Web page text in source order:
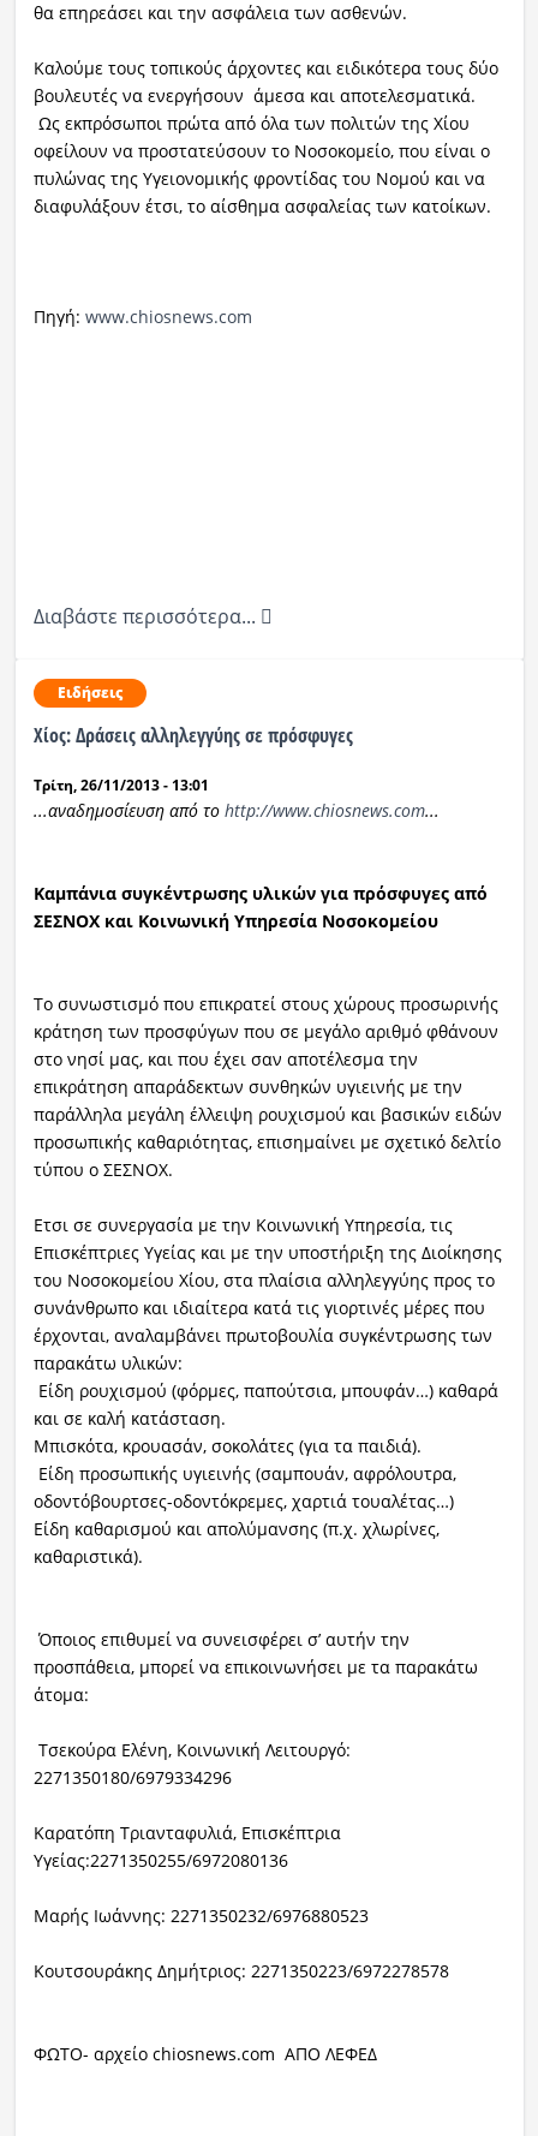
θα επηρεάσει και την ασφάλεια των ασθενών.
Καλούμε τους τοπικούς άρχοντες και ειδικότερα τους δύο
βουλευτές να ενεργήσουν άμεσα και αποτελεσματικά.
Ως εκπρόσωποι πρώτα από όλα των πολιτών της Χίου
οφείλουν να προστατεύσουν το Νοσοκομείο, που είναι ο
πυλώνας της Υγειονομικής φροντίδας του Νομού και να
διαφυλάξουν έτσι, το αίσθημα ασφαλείας των κατοίκων.
Πηγή: www.chiosnews.com
Διαβάστε περισσότερα...
Ειδήσεις
Χίος: Δράσεις αλληλεγγύης σε πρόσφυγες
Τρίτη, 26/11/2013 - 13:01
...αναδημοσίευση από το http://www.chiosnews.com...
Καμπάνια συγκέντρωσης υλικών για πρόσφυγες από
ΣΕΣΝΟΧ και Κοινωνική Υπηρεσία Νοσοκομείου
Το συνωστισμό που επικρατεί στους χώρους προσωρινής
κράτηση των προσφύγων που σε μεγάλο αριθμό φθάνουν
στο νησί μας, και που έχει σαν αποτέλεσμα την
επικράτηση απαράδεκτων συνθηκών υγιεινής με την
παράλληλα μεγάλη έλλειψη ρουχισμού και βασικών ειδών
προσωπικής καθαριότητας, επισημαίνει με σχετικό δελτίο
τύπου ο ΣΕΣΝΟΧ.
Ετσι σε συνεργασία με την Κοινωνική Υπηρεσία, τις
Επισκέπτριες Υγείας και με την υποστήριξη της Διοίκησης
του Νοσοκομείου Χίου, στα πλαίσια αλληλεγγύης προς το
συνάνθρωπο και ιδιαίτερα κατά τις γιορτινές μέρες που
έρχονται, αναλαμβάνει πρωτοβουλία συγκέντρωσης των
παρακάτω υλικών:
Είδη ρουχισμού (φόρμες, παπούτσια, μπουφάν…) καθαρά
και σε καλή κατάσταση.
Μπισκότα, κρουασάν, σοκολάτες (για τα παιδιά).
Είδη προσωπικής υγιεινής (σαμπουάν, αφρόλουτρα,
οδοντόβουρτσες-οδοντόκρεμες, χαρτιά τουαλέτας…)
Είδη καθαρισμού και απολύμανσης (π.χ. χλωρίνες,
καθαριστικά).
Όποιος επιθυμεί να συνεισφέρει σ’ αυτήν την
προσπάθεια, μπορεί να επικοινωνήσει με τα παρακάτω
άτομα:
Τσεκούρα Ελένη, Κοινωνική Λειτουργό:
2271350180/6979334296
Καρατόπη Τριανταφυλιά, Επισκέπτρια
Υγείας:2271350255/6972080136
Μαρής Ιωάννης: 2271350232/6976880523
Κουτσουράκης Δημήτριος: 2271350223/6972278578
ΦΩΤΟ- αρχείο chiosnews.com ΑΠΟ ΛΕΦΕΔ